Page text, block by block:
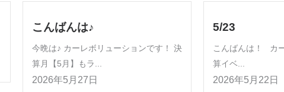
こんばんは♪
今晩は♪ カーレボリューションです！ 決
算月【5月】もラ...
2026年5月27日
5/23
こんばんは！ カ
算イベ...
2026年5月22日